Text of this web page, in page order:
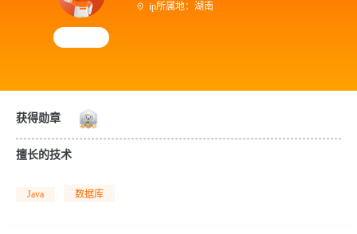
ip所属地：湖南
获得勋章
擅长的技术
Java 数据库